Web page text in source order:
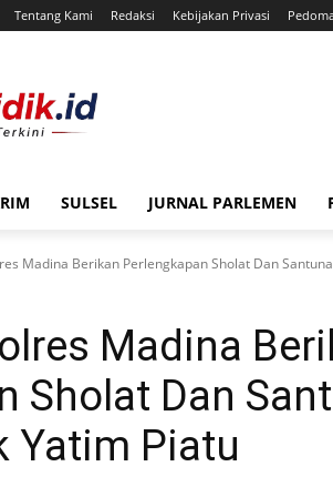
Tentang Kami Redaksi Kebijakan Privasi
SULSEL JURNAL PARLEMEN
Madina Berikan Perlengkapan Sholat Dan
Madina
Sholat Dan
Yatim Piatu